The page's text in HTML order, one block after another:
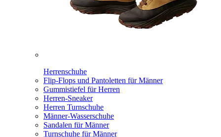
Herrenschuhe
Flip-Flops und Pantoletten für Männer
Gummistiefel für Herren
Herren-Sneaker
Herren Turnschuhe
Männer-Wasserschuhe
Sandalen für Männer
Turnschuhe für Männer